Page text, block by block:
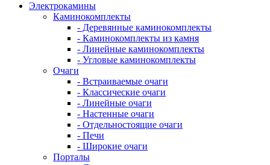
Электрокамины
Каминокомплекты
- Деревянные каминокомплекты
- Каминокомплекты из камня
- Линейные каминокомплекты
- Угловые каминокомплекты
Очаги
- Встраиваемые очаги
- Классические очаги
- Линейные очаги
- Настенные очаги
- Отдельностоящие очаги
- Печи
- Широкие очаги
Порталы